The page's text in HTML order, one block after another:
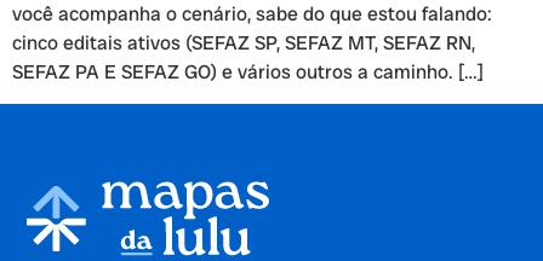
você acompanha o cenário, sabe do que estou falando:
cinco editais ativos (SEFAZ SP, SEFAZ MT, SEFAZ RN,
SEFAZ PA E SEFAZ GO) e vários outros a caminho. […]